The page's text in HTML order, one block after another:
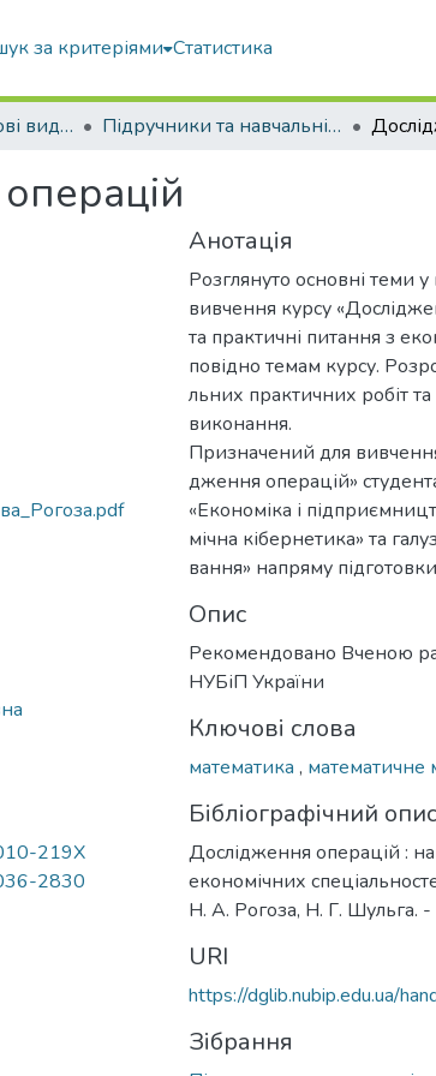
за критеріями Статистика
Навчальні та наукові видання Підручники та навчальні посібники
219X
2830
Анотація
Розглянуто основні теми
вивчення курсу
та практичні питання з
повідно темам курсу.
льних практичних робіт
виконання.
Призначений для
дження операцій»
«Економіка і
мічна кібернетика» та
вання» напряму
Опис
Рекомендовано Вченою
НУБіП України
Ключові слова
математика ,
Бібліографічний опис
Дослідження операцій :
економічних
Н. А. Рогоза, Н. Г.
URI
https://dglib.nubip.edu.ua/
Зібрання